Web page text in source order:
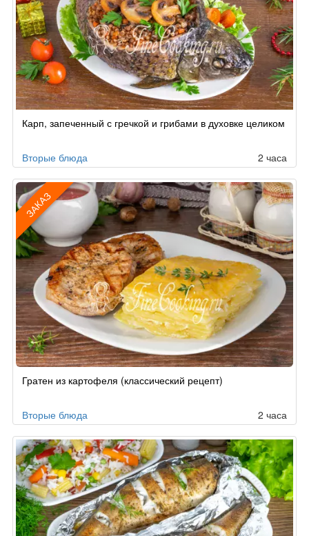
Карп, запеченный с гречкой и грибами в духовке целиком
Вторые блюда 2 часа
ЗАКАЗ
поГратен из картофеля (классический рецепт)
Вторые блюда 2 часа